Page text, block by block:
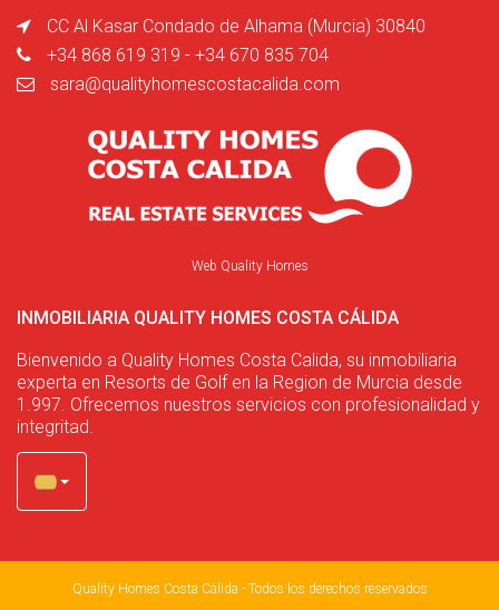
CC Al Kasar Condado de Alhama (Murcia) 30840
+34 868 619 319 - +34 670 835 704
sara@qualityhomescostacalida.com
Web Quality Homes
INMOBILIARIA QUALITY HOMES COSTA CÁLIDA
Bienvenido a Quality Homes Costa Calida, su inmobiliaria
experta en Resorts de Golf en la Region de Murcia desde
1.997. Ofrecemos nuestros servicios con profesionalidad y
integritad.
Quality Homes Costa Cálida - Todos los derechos reservados